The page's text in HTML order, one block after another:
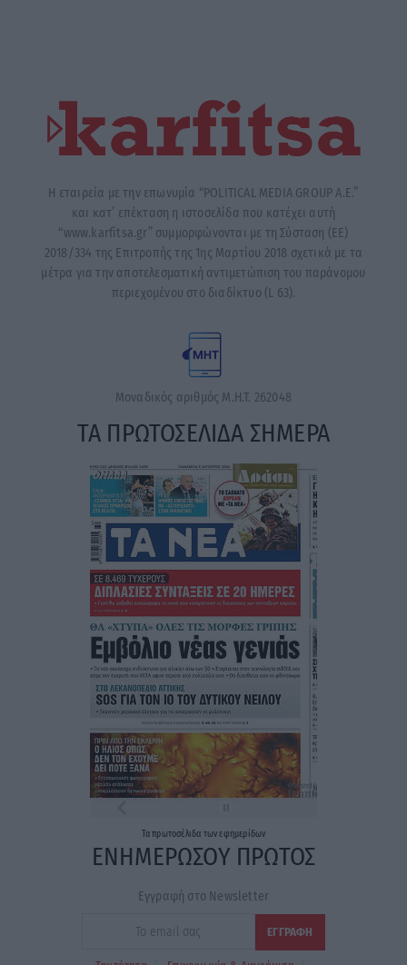
Η εταιρεία με την επωνυμία “POLITICAL MEDIA GROUP A.E.”
και κατ’ επέκταση η ιστοσελίδα που κατέχει αυτή
“www.karfitsa.gr” συμμορφώνονται με τη Σύσταση (ΕΕ)
2018/334 της Επιτροπής της 1ης Μαρτίου 2018 σχετικά με τα
μέτρα για την αποτελεσματική αντιμετώπιση του παράνομου
περιεχομένου στο διαδίκτυο (L 63).
Μοναδικός αριθμός Μ.Η.Τ. 262048
ΤΑ ΠΡΩΤΟΣΕΛΙΔΑ ΣΗΜΕΡΑ
Ταπρωτοσέλιδα τωνεφημερίδων
ΕΝΗΜΕΡΩΣΟΥ ΠΡΩΤΟΣ
Εγγραφή στο Newsletter